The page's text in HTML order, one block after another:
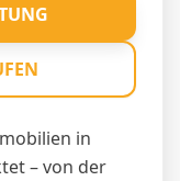
in
– von der